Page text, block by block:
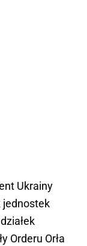
Ukrainy
jednostek
Orderu Orła